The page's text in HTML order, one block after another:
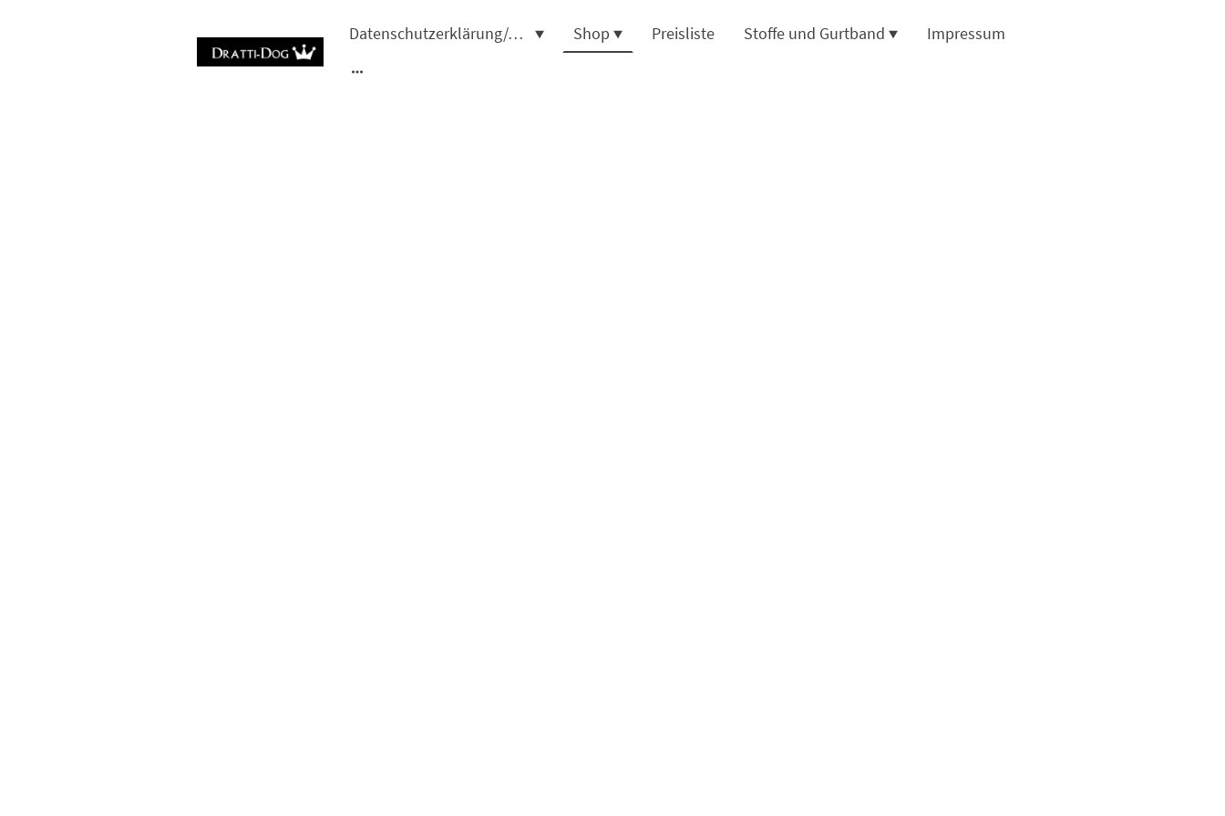
Datenschutzerklärung/AGB Shop Preisliste Stoffe und Gurtband Impressum